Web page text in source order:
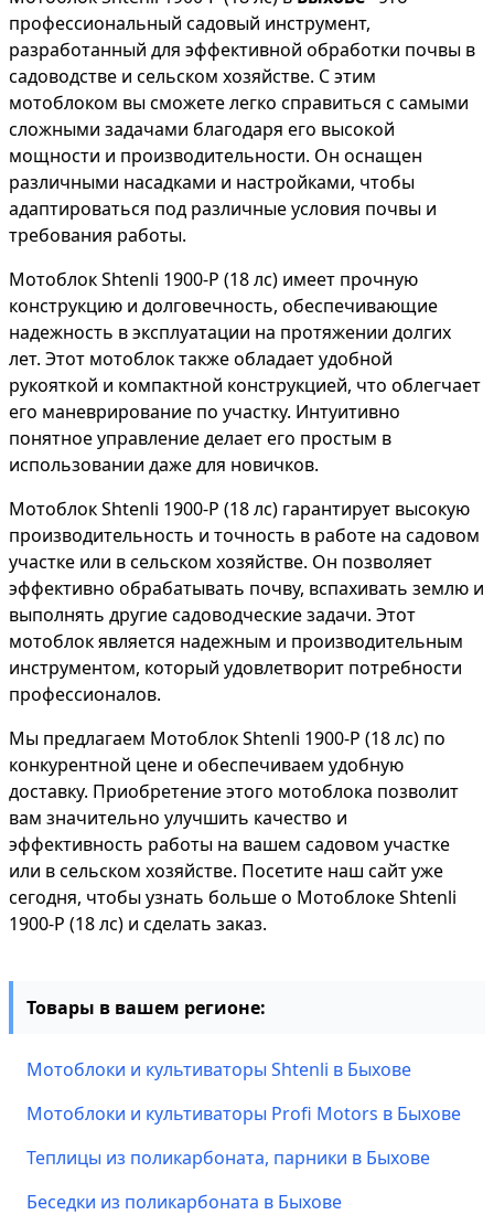
профессиональный садовый инструмент,
разработанный для эффективной обработки почвы в
садоводстве и сельском хозяйстве. С этим
мотоблоком вы сможете легко справиться с самыми
сложными задачами благодаря его высокой
мощности и производительности. Он оснащен
различными насадками и настройками, чтобы
адаптироваться под различные условия почвы и
требования работы.
Мотоблок Shtenli 1900-P (18 лс) имеет прочную
конструкцию и долговечность, обеспечивающие
надежность в эксплуатации на протяжении долгих
лет. Этот мотоблок также обладает удобной
рукояткой и компактной конструкцией, что облегчает
его маневрирование по участку. Интуитивно
понятное управление делает его простым в
использовании даже для новичков.
Мотоблок Shtenli 1900-P (18 лс) гарантирует высокую
производительность и точность в работе на садовом
участке или в сельском хозяйстве. Он позволяет
эффективно обрабатывать почву, вспахивать землю и
выполнять другие садоводческие задачи. Этот
мотоблок является надежным и производительным
инструментом, который удовлетворит потребности
профессионалов.
Мы предлагаем Мотоблок Shtenli 1900-P (18 лс) по
конкурентной цене и обеспечиваем удобную
доставку. Приобретение этого мотоблока позволит
вам значительно улучшить качество и
эффективность работы на вашем садовом участке
или в сельском хозяйстве. Посетите наш сайт уже
сегодня, чтобы узнать больше о Мотоблоке Shtenli
1900-P (18 лс) и сделать заказ.
Товары в вашем регионе:
Мотоблоки и культиваторы Shtenli в Быхове
Мотоблоки и культиваторы Profi Motors в Быхове
Теплицы из поликарбоната, парники в Быхове
Беседки из поликарбоната в Быхове